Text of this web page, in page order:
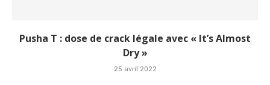
Pusha T : dose de crack légale avec « It’s Almost
Dry »
25 avril 2022